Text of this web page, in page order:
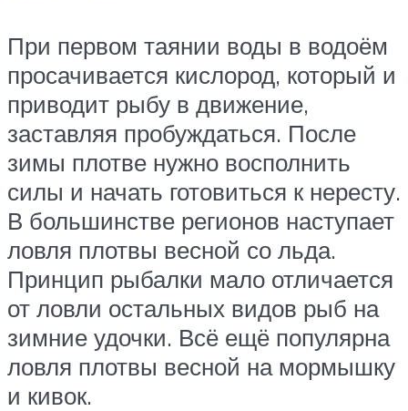
При первом таянии воды в водоём
просачивается кислород, который и
приводит рыбу в движение,
заставляя пробуждаться. После
зимы плотве нужно восполнить
силы и начать готовиться к нересту.
В большинстве регионов наступает
ловля плотвы весной со льда.
Принцип рыбалки мало отличается
от ловли остальных видов рыб на
зимние удочки. Всё ещё популярна
ловля плотвы весной на мормышку
и кивок.